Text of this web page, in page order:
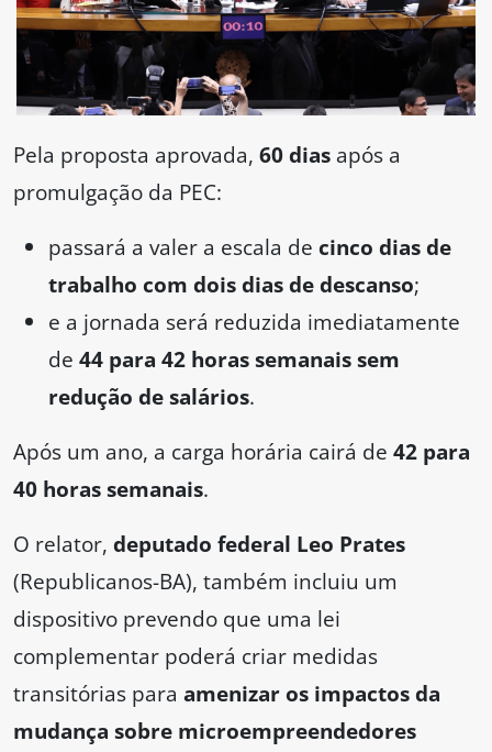
Pela proposta aprovada, 60 dias após a
promulgação da PEC:
passará a valer a escala de cinco dias de
trabalho com dois dias de descanso;
e a jornada será reduzida imediatamente
de 44 para 42 horas semanais sem
redução de salários.
Após um ano, a carga horária cairá de 42 para
40 horas semanais.
O relator, deputado federal Leo Prates
(Republicanos-BA), também incluiu um
dispositivo prevendo que uma lei
complementar poderá criar medidas
transitórias para amenizar os impactos da
mudança sobre microempreendedores